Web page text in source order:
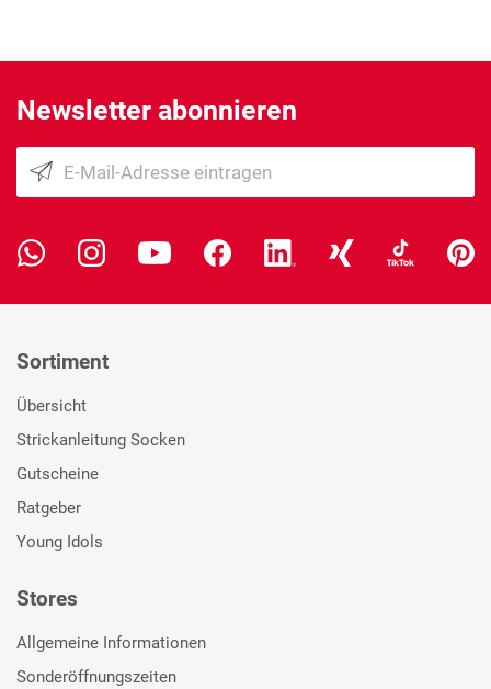
Newsletter abonnieren
Sortiment
Übersicht
Strickanleitung Socken
Gutscheine
Ratgeber
Young Idols
Stores
Allgemeine Informationen
Sonderöffnungszeiten